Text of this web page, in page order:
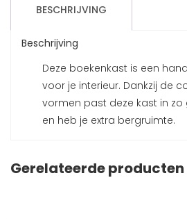
BESCHRIJVING
Beschrijving
Deze boekenkast is een
voor je interieur. Dankzij de
vormen past deze kast in
en heb je extra bergruimte.
Gerelateerde producten